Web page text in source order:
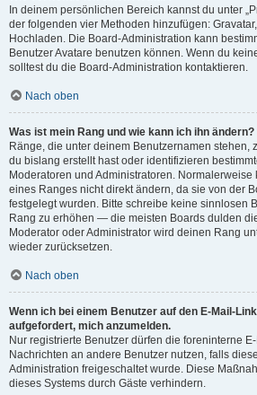
In deinem persönlichen Bereich kannst du unter
der folgenden vier Methoden hinzufügen:
Hochladen. Die Board-Administration kann
Benutzer Avatare benutzen können. Wenn du
solltest du die Board-Administration kontaktieren.
Nach oben
Was ist mein Rang und wie kann ich ihn ändern?
Ränge, die unter deinem Benutzernamen stehen,
du bislang erstellt hast oder identifizieren
Moderatoren und Administratoren. Normalerweise
eines Ranges nicht direkt ändern, da sie von der
festgelegt wurden. Bitte schreibe keine sinnlosen
Rang zu erhöhen — die meisten Boards dulden
Moderator oder Administrator wird deinen Rang
wieder zurücksetzen.
Nach oben
Wenn ich bei einem Benutzer auf den E-Mail-
aufgefordert, mich anzumelden.
Nur registrierte Benutzer dürfen die foreninterne
Nachrichten an andere Benutzer nutzen, falls
Administration freigeschaltet wurde. Diese
dieses Systems durch Gäste verhindern.